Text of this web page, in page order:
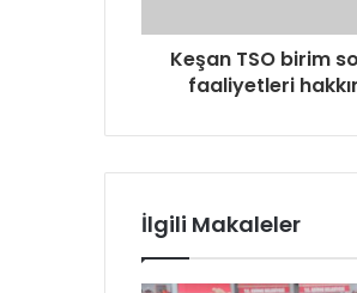
Keşan TSO birim
faaliyetleri
İlgili Makaleler